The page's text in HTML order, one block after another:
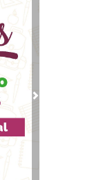
el
el
al
Next